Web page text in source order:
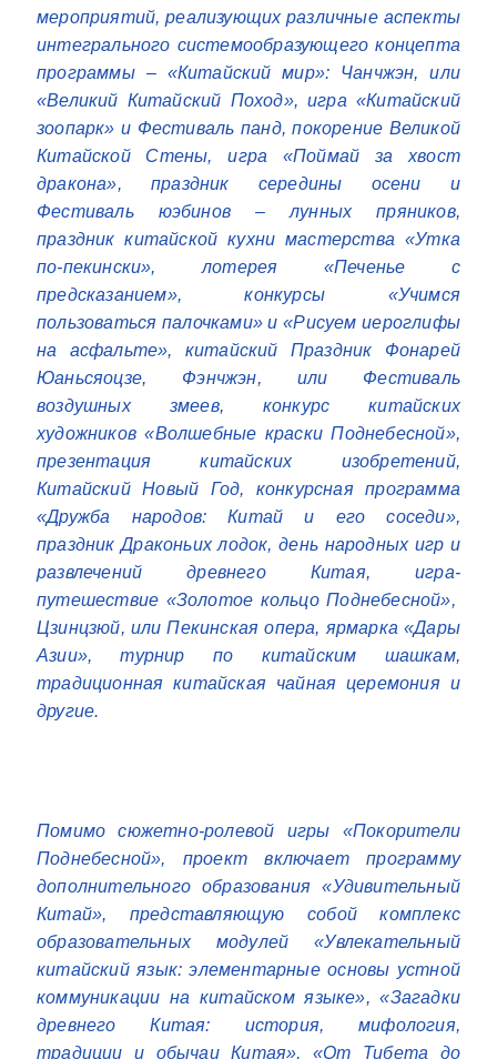
мероприятий, реализующих различные аспекты
интегрального системообразующего концепта
программы – «Китайский мир»: Чанчжэн, или
«Великий Китайский Поход», игра «Китайский
зоопарк» и Фестиваль панд, покорение Великой
Китайской Стены, игра «Поймай за хвост
дракона», праздник середины осени и
Фестиваль юэбинов – лунных пряников,
праздник китайской кухни мастерства «Утка
по-пекински», лотерея «Печенье с
предсказанием», конкурсы «Учимся
пользоваться палочками» и «Рисуем иероглифы
на асфальте», китайский Праздник Фонарей
Юаньсяоцзе, Фэнчжэн, или Фестиваль
воздушных змеев, конкурс китайских
художников «Волшебные краски Поднебесной»,
презентация китайских изобретений,
Китайский Новый Год, конкурсная программа
«Дружба народов: Китай и его соседи»,
праздник Драконьих лодок, день народных игр и
развлечений древнего Китая, игра-
путешествие «Золотое кольцо Поднебесной»,
Цзинцзюй, или Пекинская опера, ярмарка «Дары
Азии», турнир по китайским шашкам,
традиционная китайская чайная церемония и
другие.
Помимо сюжетно-ролевой игры «Покорители
Поднебесной», проект включает программу
дополнительного образования «Удивительный
Китай», представляющую собой комплекс
образовательных модулей «Увлекательный
китайский язык: элементарные основы устной
коммуникации на китайском языке», «Загадки
древнего Китая: история, мифология,
традиции и обычаи Китая», «От Тибета до